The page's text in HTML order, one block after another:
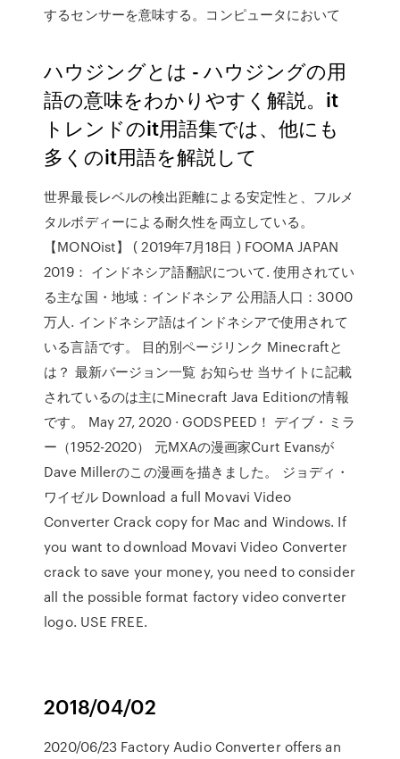
するセンサーを意味する。コンピュータにおいて
ハウジングとは - ハウジングの用
語の意味をわかりやすく解説。it
トレンドのit用語集では、他にも
多くのit用語を解説して
世界最長レベルの検出距離による安定性と、フルメ
タルボディーによる耐久性を両立している。
【MONOist】 ( 2019年7月18日 ) FOOMA JAPAN
2019： インドネシア語翻訳について. 使用されてい
る主な国・地域：インドネシア 公用語人口：3000
万人. インドネシア語はインドネシアで使用されて
いる言語です。 目的別ページリンク Minecraftと
は？ 最新バージョン一覧 お知らせ 当サイトに記載
されているのは主にMinecraft Java Editionの情報
です。 May 27, 2020 · GODSPEED！ デイブ・ミラ
ー（1952-2020） 元MXAの漫画家Curt Evansが
Dave Millerのこの漫画を描きました。 ジョディ・
ワイゼル Download a full Movavi Video
Converter Crack copy for Mac and Windows. If
you want to download Movavi Video Converter
crack to save your money, you need to consider
all the possible format factory video converter
logo. USE FREE.
2018/04/02
2020/06/23 Factory Audio Converter offers an